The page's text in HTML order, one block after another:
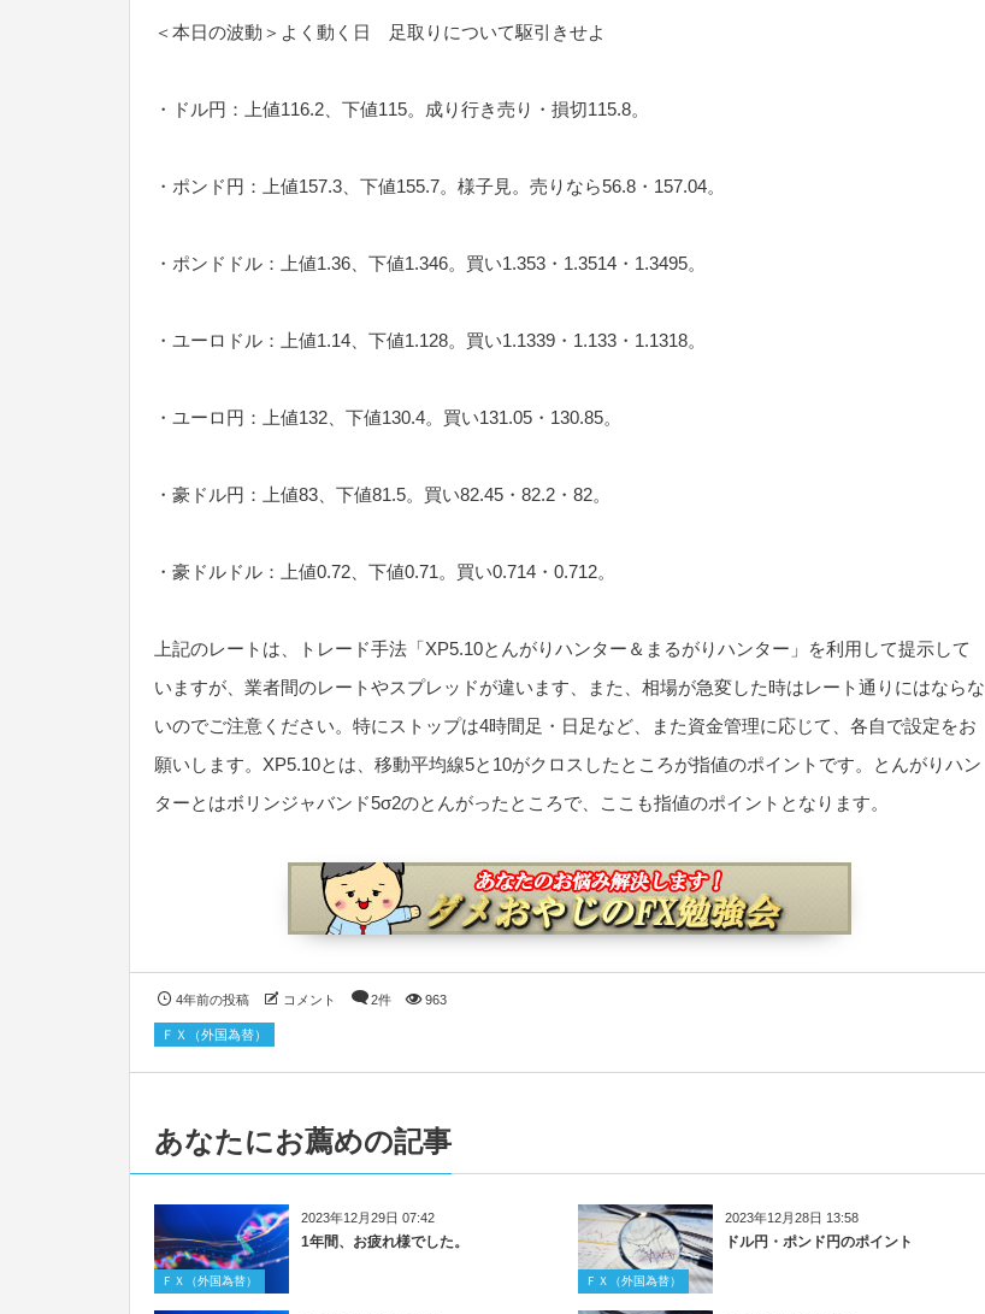
＜本日の波動＞よく動く日 足取りについて駆引きせよ
・ドル円：上値116.2、下値115。成り行き売り・損切115.8。
・ポンド円：上値157.3、下値155.7。様子見。売りなら56.8・157.04。
・ポンドドル：上値1.36、下値1.346。買い1.353・1.3514・1.3495。
・ユーロドル：上値1.14、下値1.128。買い1.1339・1.133・1.1318。
・ユーロ円：上値132、下値130.4。買い131.05・130.85。
・豪ドル円：上値83、下値81.5。買い82.45・82.2・82。
・豪ドルドル：上値0.72、下値0.71。買い0.714・0.712。
上記のレートは、トレード手法「XP5.10とんがりハンター＆まるがりハンター」を利用して提示して
いますが、業者間のレートやスプレッドが違います、また、相場が急変した時はレート通りにはならな
いのでご注意ください。特にストップは4時間足・日足など、また資金管理に応じて、各自で設定をお
願いします。XP5.10とは、移動平均線5と10がクロスしたところが指値のポイントです。とんがりハン
ターとはボリンジャバンド5σ2のとんがったところで、ここも指値のポイントとなります。
4年前の投稿 コメント 2件 963
ＦＸ（外国為替）
あなたにお薦めの記事
2023年12月29日 07:42
ＦＸ（外国為替）
1年間、お疲れ様でした。
2023年12月28日 13:58
ＦＸ（外国為替）
ドル円・ポンド円のポイント